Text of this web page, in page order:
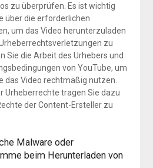
zu überprüfen. Es ist wichtig
über die erforderlichen
um das Video herunterzuladen
zu
Sie die Arbeit des Urhebers und
von YouTube, um
das Video rechtmäßig nutzen.
Urheberrechte tragen Sie dazu
der Content-Ersteller zu
Malware oder
beim Herunterladen von